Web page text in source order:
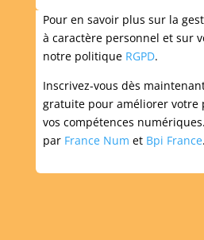
Pour en savoir plus sur la
à caractère personnel et sur
notre politique RGPD.
Inscrivez-vous dès
gratuite pour améliorer votre
vos compétences
par France Num et Bpi France.